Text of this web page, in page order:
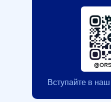
Вступайте в